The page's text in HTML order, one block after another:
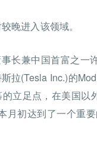
晚进入该领域。
长兼中国首富之一
拉(Tesla Inc.)的
立足点，在美国
月初达到了一个重